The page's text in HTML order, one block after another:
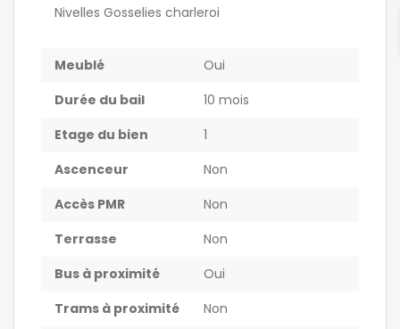
Nivelles Gosselies charleroi
Meublé
Oui
Durée du bail
10 mois
Etage du bien
1
Ascenceur
Non
Accès PMR
Non
Terrasse
Non
Bus à proximité
Oui
Trams à proximité
Non